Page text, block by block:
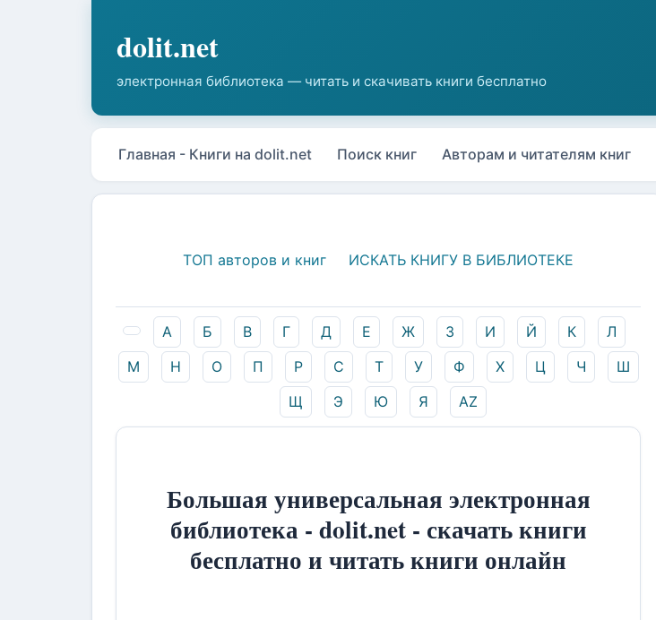
Главная - Книги на dolit.net Поиск книг Авторам и читателям книг
ТОП авторов и книг ИСКАТЬ КНИГУ В БИБЛИОТЕКЕ
А Б В Г Д Е Ж З И Й К
Л
М
Н О П Р С Т У Ф Х Ц Ч
Ш
Щ
Э Ю Я AZ
Большая универсальная электронная
библиотека - dolit.net - скачать книги
бесплатно и читать книги онлайн